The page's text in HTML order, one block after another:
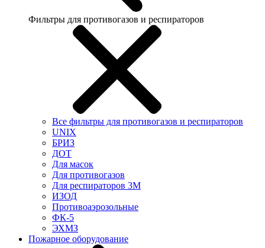
Фильтры для противогазов и респираторов
Все фильтры для противогазов и респираторов
UNIX
БРИЗ
ДОТ
Для масок
Для противогазов
Для респираторов 3М
ИЗОД
Противоаэрозольные
ФК-5
ЭХМЗ
Пожарное оборудование